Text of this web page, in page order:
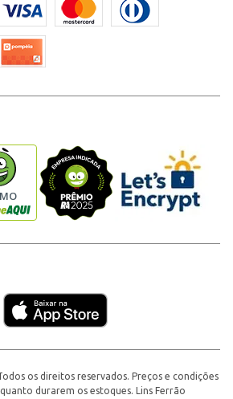
os direitos reservados. Preços e condições
durarem os estoques. Lins Ferrão